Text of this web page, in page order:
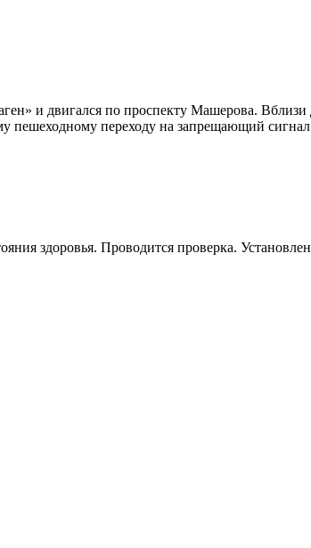
и двигался по проспекту Машерова.
пешеходному переходу на запрещающий сигнал
здоровья. Проводится проверка.